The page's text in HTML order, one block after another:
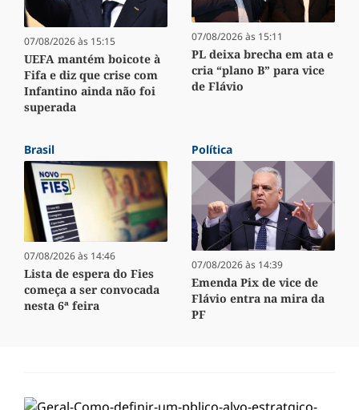
07/08/2026 às 15:15
UEFA mantém boicote à
Fifa e diz que crise com
Infantino ainda não foi
superada
07/08/2026 às 15:11
PL deixa brecha em ata e
cria “plano B” para vice
de Flávio
Brasil
07/08/2026 às 14:46
Lista de espera do Fies
começa a ser convocada
nesta 6ª feira
Política
07/08/2026 às 14:39
Emenda Pix de vice de
Flávio entra na mira da
PF